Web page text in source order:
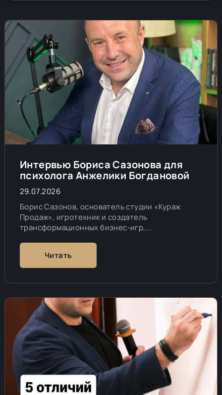
Интервью Бориса Сазонова для
психолога Анжелики Богдановой
29.07.2026
Борис Сазонов, основатель студии «Кураж
Продаж», игротехник и создатель
трансформационных бизнес-игр,...
Читать